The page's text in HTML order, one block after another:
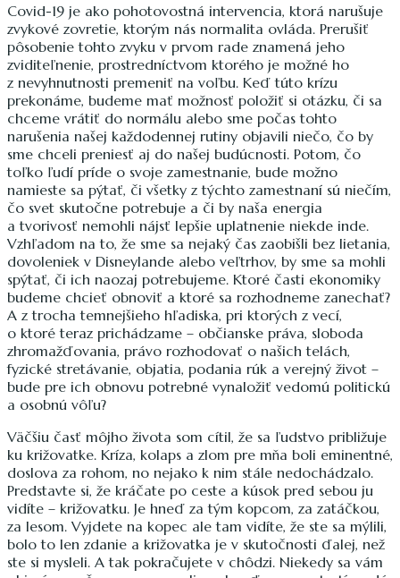
Covid-19 je ako pohotovostná intervencia, ktorá narušuje
zvykové zovretie, ktorým nás normalita ovláda. Prerušiť
pôsobenie tohto zvyku v prvom rade znamená jeho
zviditeľnenie, prostredníctvom ktorého je možné ho
z nevyhnutnosti premeniť na voľbu. Keď túto krízu
prekonáme, budeme mať možnosť položiť si otázku, či sa
chceme vrátiť do normálu alebo sme počas tohto
narušenia našej každodennej rutiny objavili niečo, čo by
sme chceli preniesť aj do našej budúcnosti. Potom, čo
toľko ľudí príde o svoje zamestnanie, bude možno
namieste sa pýtať, či všetky z týchto zamestnaní sú niečím,
čo svet skutočne potrebuje a či by naša energia
a tvorivosť nemohli nájsť lepšie uplatnenie niekde inde.
Vzhľadom na to, že sme sa nejaký čas zaobišli bez lietania,
dovoleniek v Disneylande alebo veľtrhov, by sme sa mohli
spýtať, či ich naozaj potrebujeme. Ktoré časti ekonomiky
budeme chcieť obnoviť a ktoré sa rozhodneme zanechať?
A z trocha temnejšieho hľadiska, pri ktorých z vecí,
o ktoré teraz prichádzame – občianske práva, sloboda
zhromažďovania, právo rozhodovať o našich telách,
fyzické stretávanie, objatia, podania rúk a verejný život –
bude pre ich obnovu potrebné vynaložiť vedomú politickú
a osobnú vôľu?
Väčšiu časť môjho života som cítil, že sa ľudstvo približuje
ku križovatke. Kríza, kolaps a zlom pre mňa boli eminentné,
doslova za rohom, no nejako k nim stále nedochádzalo.
Predstavte si, že kráčate po ceste a kúsok pred sebou ju
vidíte – križovatku. Je hneď za tým kopcom, za zatáčkou,
za lesom. Vyjdete na kopec ale tam vidíte, že ste sa mýlili,
bolo to len zdanie a križovatka je v skutočnosti ďalej, než
ste si mysleli. A tak pokračujete v chôdzi. Niekedy sa vám